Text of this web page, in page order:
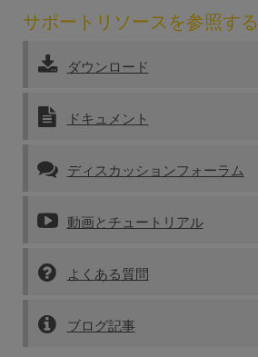
サポートリソースを参照する
ダウンロード
ドキュメント
ディスカッションフォーラム
動画とチュートリアル
よくある質問
ブログ記事